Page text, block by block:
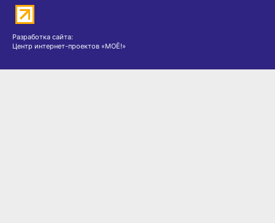
Разработка сайта:
Центр интернет-проектов «МОЁ!»